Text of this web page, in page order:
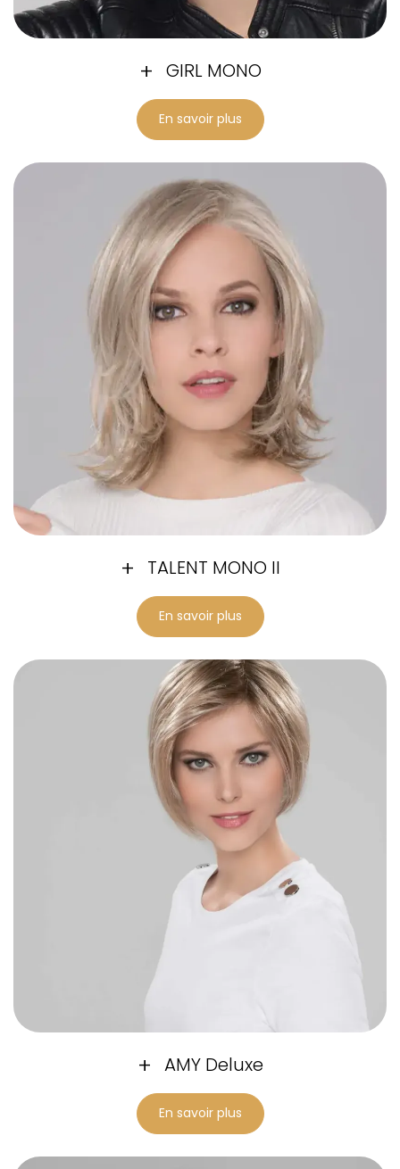
GIRL MONO
En savoir plus
TALENT MONO II
En savoir plus
AMY Deluxe
En savoir plus